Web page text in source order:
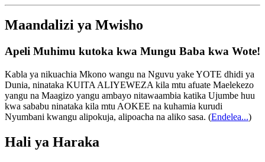
Maandalizi ya Mwisho
Apeli Muhimu kutoka kwa Mungu Baba kwa Wote!
Kabla ya nikuachia Mkono wangu na Nguvu yake YOTE dhidi ya
Dunia, ninataka KUITA ALIYEWEZA kila mtu afuate Maelekezo
yangu na Maagizo yangu ambayo nitawaambia katika Ujumbe huu
kwa sababu ninataka kila mtu AOKEE na kuhamia kurudi
Nyumbani kwangu alipokuja, alipoacha na aliko sasa. (Endelea...)
Hali ya Haraka